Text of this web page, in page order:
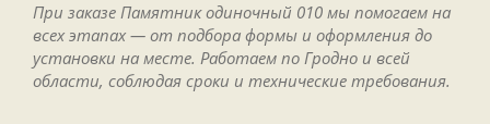
При заказе Памятник одиночный 010 мы помогаем на
всех этапах — от подбора формы и оформления до
установки на месте. Работаем по Гродно и всей
области, соблюдая сроки и технические требования.